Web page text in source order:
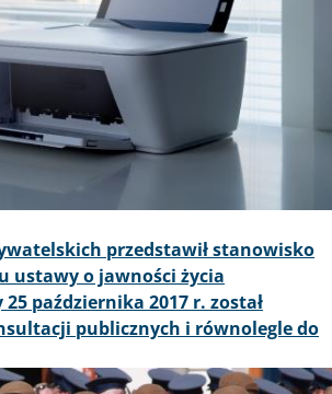
przedstawił stanowisko
ustawy o jawności życia
października 2017 r. został
publicznych i równolegle do